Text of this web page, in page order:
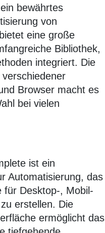
bewährtes
von
eine große
Bibliothek,
integriert. Die
Browser macht es
bei vielen
ist ein
Automatisierung, das
für Desktop-, Mobil-
erstellen. Die
ermöglicht das